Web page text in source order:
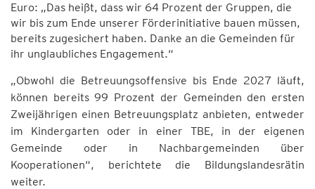
Euro: „Das heißt, dass wir 64 Prozent der Gruppen, die
wir bis zum Ende unserer Förderinitiative bauen müssen,
bereits zugesichert haben. Danke an die Gemeinden für
ihr unglaubliches Engagement.“
„Obwohl die Betreuungsoffensive bis Ende 2027 läuft,
können bereits 99 Prozent der Gemeinden den ersten
Zweijährigen einen Betreuungsplatz anbieten, entweder
im Kindergarten oder in einer TBE, in der eigenen
Gemeinde oder in Nachbargemeinden über
Kooperationen“, berichtete die Bildungslandesrätin
weiter.